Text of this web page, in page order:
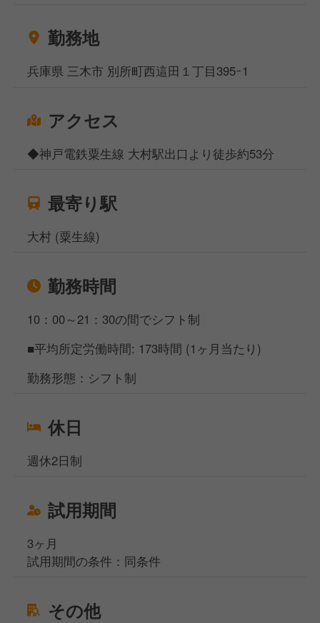
早期に店舗の責任者として
活躍できる環境があります。
提供に関わることができます。
考案する楽しさがあります。
◆地域活性化に貢献するやりがい◆
このお店は、ただ食事を提供するだけではなく、
三木市の魅力を発信し、地域ブランドを
高めるために日々取り組んでいます。
地産地消を推進するイベント企画などを通じて、
地域の活性化に貢献しています。
活性化を支援し、地域全体の成長に
寄与できることが、この仕事の大きなやりがい◎
自分の力を活かしてみませんか？
勤務地
兵庫県 三木市 別所町西這田１丁目395ｰ1
アクセス
◆神戸電鉄粟生線 大村駅出口より徒歩約53分
最寄り駅
大村 (粟生線)
勤務時間
10：00～21：30の間でシフト制
■平均所定労働時間: 173時間 (1ヶ月当たり)
勤務形態：シフト制
休日
週休2日制
試用期間
3ヶ月
試用期間の条件：同条件
その他